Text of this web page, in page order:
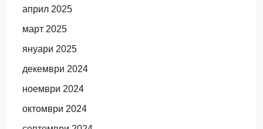
април 2025
март 2025
януари 2025
декември 2024
ноември 2024
октомври 2024